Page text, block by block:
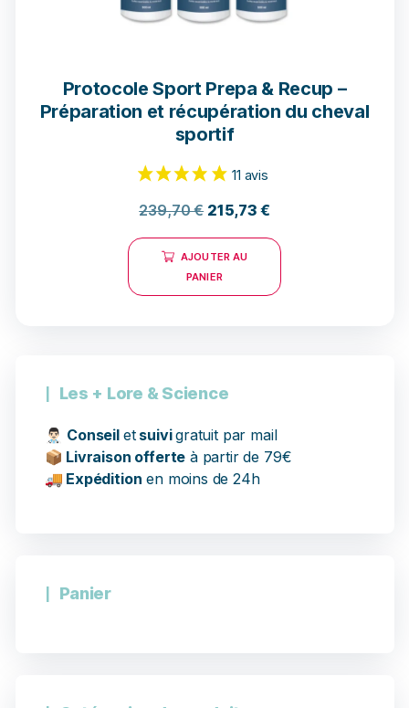
Protocole Sport Prepa & Recup –
Préparation et récupération du cheval
sportif
239,70€ 215,73 €
AJOUTER AU
PANIER
Les + Lore & Science
👨🏻‍⚕️ Conseil etsuivigratuit par mail
📦 Livraison offerte à partir de 79€
🚚 Expédition en moins de 24h
Panier